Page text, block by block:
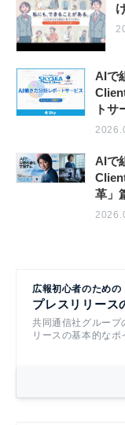
AIで
トサ
AIで
革」
広報初心者のための
プレスリリース
共同通信社グループ
リースの基本的なポ